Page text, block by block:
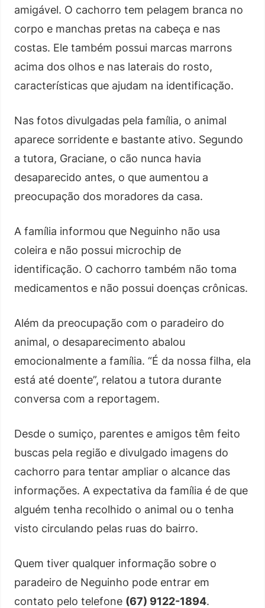
amigável. O cachorro tem pelagem branca no
corpo e manchas pretas na cabeça e nas
costas. Ele também possui marcas marrons
acima dos olhos e nas laterais do rosto,
características que ajudam na identificação.
Nas fotos divulgadas pela família, o animal
aparece sorridente e bastante ativo. Segundo
a tutora, Graciane, o cão nunca havia
desaparecido antes, o que aumentou a
preocupação dos moradores da casa.
A família informou que Neguinho não usa
coleira e não possui microchip de
identificação. O cachorro também não toma
medicamentos e não possui doenças crônicas.
Além da preocupação com o paradeiro do
animal, o desaparecimento abalou
emocionalmente a família. “É da nossa filha, ela
está até doente”, relatou a tutora durante
conversa com a reportagem.
Desde o sumiço, parentes e amigos têm feito
buscas pela região e divulgado imagens do
cachorro para tentar ampliar o alcance das
informações. A expectativa da família é de que
alguém tenha recolhido o animal ou o tenha
visto circulando pelas ruas do bairro.
Quem tiver qualquer informação sobre o
paradeiro de Neguinho pode entrar em
contato pelo telefone (67) 9122-1894.